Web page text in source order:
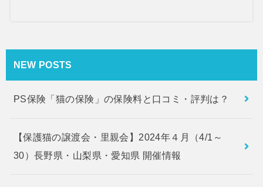
NEW POSTS
PS保険「猫の保険」の保険料と口コミ・評判は？
【保護猫の譲渡会・里親会】2024年４月（4/1～
30）長野県・山梨県・愛知県 開催情報